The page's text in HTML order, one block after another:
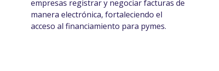
empresas registrar y negociar facturas de
manera electrónica, fortaleciendo el
acceso al financiamiento para pymes.